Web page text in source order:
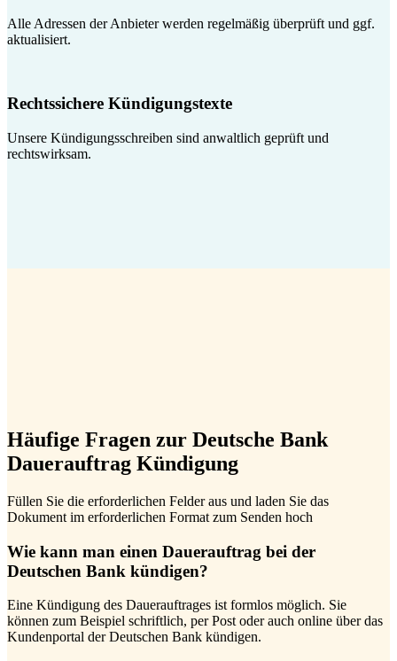
Alle Adressen der Anbieter werden regelmäßig überprüft und ggf.
aktualisiert.
Rechtssichere Kündigungstexte
Unsere Kündigungsschreiben sind anwaltlich geprüft und
rechtswirksam.
Häufige Fragen zur Deutsche Bank
Dauerauftrag Kündigung
Füllen Sie die erforderlichen Felder aus und laden Sie das
Dokument im erforderlichen Format zum Senden hoch
Wie kann man einen Dauerauftrag bei der
Deutschen Bank kündigen?
Eine Kündigung des Dauerauftrages ist formlos möglich. Sie
können zum Beispiel schriftlich, per Post oder auch online über das
Kundenportal der Deutschen Bank kündigen.